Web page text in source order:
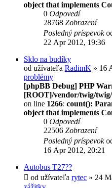
object that implements
0 Odpovedí
28768 Zobrazení
Posledný príspevok
22 Apr 2012, 19:36
Sklo na budíky
od užívateľa RadimK » 16
problémy
[phpBB Debug] PHP
[ROOT]/vendor/twig/
on line 1266: count():
object that implements
0 Odpovedí
22506 Zobrazení
Posledný príspevok
16 Apr 2012, 20:21
Autobus T27??
od užívateľa rytec » 24